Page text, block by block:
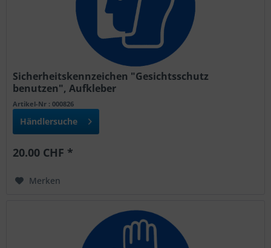
Sicherheitskennzeichen "Gesichtsschutz
benutzen", Aufkleber
Artikel-Nr : 000826
Händlersuche
20.00 CHF *
Merken